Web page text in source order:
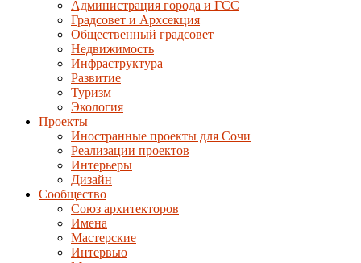
Администрация города и ГСС
Градсовет и Архсекция
Общественный градсовет
Недвижимость
Инфраструктура
Развитие
Туризм
Экология
Проекты
Иностранные проекты для Сочи
Реализации проектов
Интерьеры
Дизайн
Сообщество
Союз архитекторов
Имена
Мастерские
Интервью